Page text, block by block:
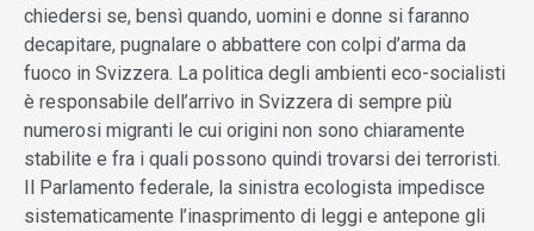
chiedersi se, bensì quando, uomini e donne si faranno
decapitare, pugnalare o abbattere con colpi d’arma da
fuoco in Svizzera. La politica degli ambienti eco-socialisti
è responsabile dell’arrivo in Svizzera di sempre più
numerosi migranti le cui origini non sono chiaramente
stabilite e fra i quali possono quindi trovarsi dei terroristi.
Il Parlamento federale, la sinistra ecologista impedisce
sistematicamente l’inasprimento di leggi e antepone gli